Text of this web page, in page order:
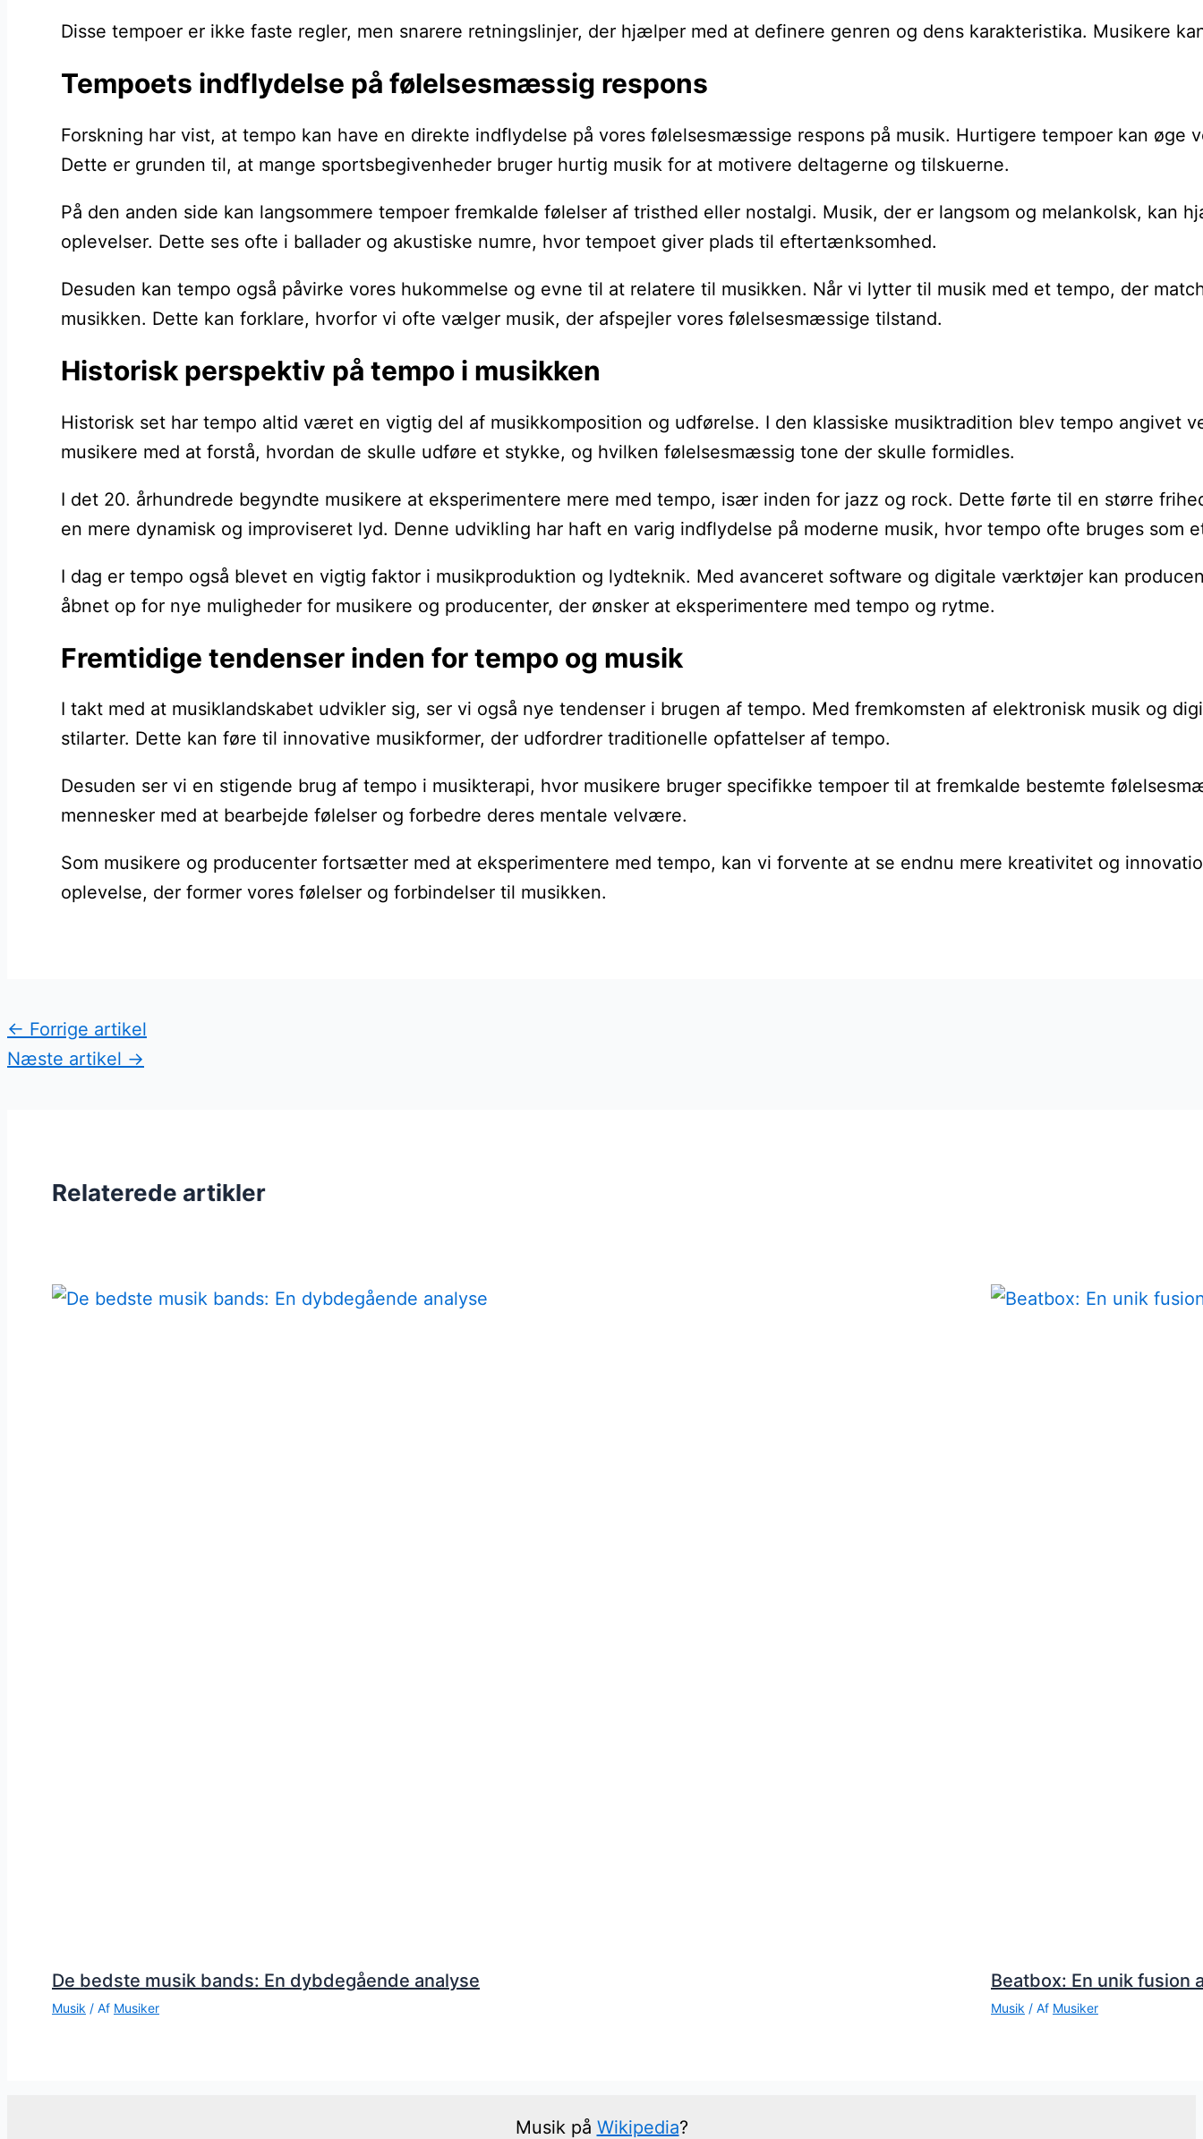
Disse tempoer er ikke faste regler, men snarere retningslinjer, der hjælper med at definere genren og dens karakteristika. Musikere
Tempoets indflydelse på følelsesmæssig respons
Forskning har vist, at tempo kan have en direkte indflydelse på vores følelsesmæssige respons på musik. Hurtigere tempoer kan
Dette er grunden til, at mange sportsbegivenheder bruger hurtig musik for at motivere deltagerne og tilskuerne.
På den anden side kan langsommere tempoer fremkalde følelser af tristhed eller nostalgi. Musik, der er langsom og melankolsk,
oplevelser. Dette ses ofte i ballader og akustiske numre, hvor tempoet giver plads til eftertænksomhed.
Desuden kan tempo også påvirke vores hukommelse og evne til at relatere til musikken. Når vi lytter til musik med et tempo, der
musikken. Dette kan forklare, hvorfor vi ofte vælger musik, der afspejler vores følelsesmæssige tilstand.
Historisk perspektiv på tempo i musikken
Historisk set har tempo altid været en vigtig del af musikkomposition og udførelse. I den klassiske musiktradition blev tempo angivet
musikere med at forstå, hvordan de skulle udføre et stykke, og hvilken følelsesmæssig tone der skulle formidles.
I det 20. århundrede begyndte musikere at eksperimentere mere med tempo, især inden for jazz og rock. Dette førte til en større
en mere dynamisk og improviseret lyd. Denne udvikling har haft en varig indflydelse på moderne musik, hvor tempo ofte bruges som
I dag er tempo også blevet en vigtig faktor i musikproduktion og lydteknik. Med avanceret software og digitale værktøjer kan
åbnet op for nye muligheder for musikere og producenter, der ønsker at eksperimentere med tempo og rytme.
Fremtidige tendenser inden for tempo og musik
I takt med at musiklandskabet udvikler sig, ser vi også nye tendenser i brugen af tempo. Med fremkomsten af elektronisk musik og
stilarter. Dette kan føre til innovative musikformer, der udfordrer traditionelle opfattelser af tempo.
Desuden ser vi en stigende brug af tempo i musikterapi, hvor musikere bruger specifikke tempoer til at fremkalde bestemte
mennesker med at bearbejde følelser og forbedre deres mentale velvære.
Som musikere og producenter fortsætter med at eksperimentere med tempo, kan vi forvente at se endnu mere kreativitet og
oplevelse, der former vores følelser og forbindelser til musikken.
← Forrige artikel
Næste artikel →
Relaterede artikler
De bedste musik bands: En dybdegående analyse
Musik / Af Musiker
Beatbox: En unik fusion
Musik / Af Musiker
Musik på Wikipedia?